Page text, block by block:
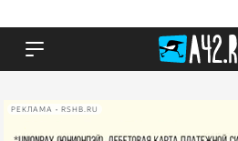
РЕКЛАМА • RSHB.RU